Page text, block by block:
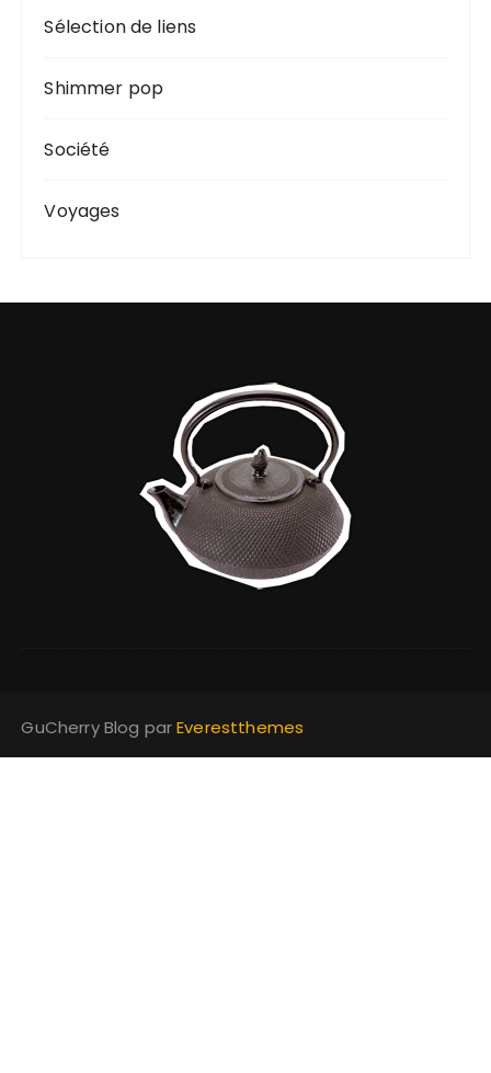
Sélection de liens
Shimmer pop
Société
Voyages
GuCherry Blog parEverestthemes